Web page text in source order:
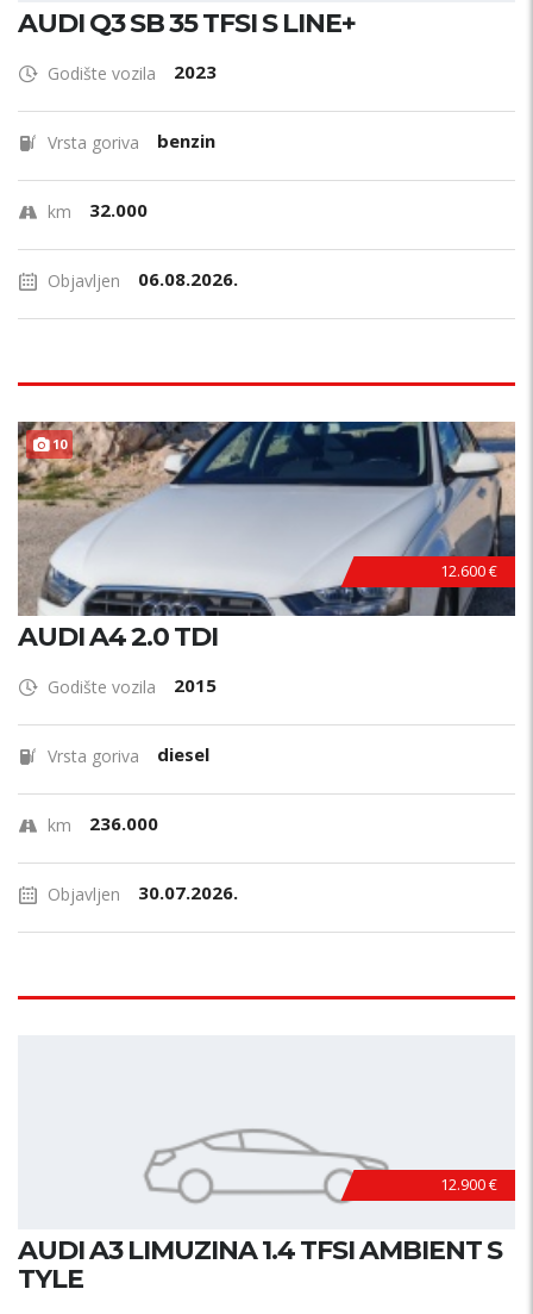
AUDI Q3 SB 35 TFSI S LINE+
Godište vozila 2023
Vrsta goriva benzin
km 32.000
Objavljen 06.08.2026.
10
12.600 €
AUDI A4 2.0 TDI
Godište vozila 2015
Vrsta goriva diesel
km 236.000
Objavljen 30.07.2026.
12.900 €
AUDI A3 LIMUZINA 1.4 TFSI AMBIENT S
TYLE